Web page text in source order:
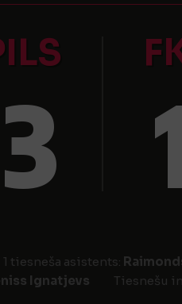
3
1 tiesneša asistents:
Ignatjevs Tiesnešu